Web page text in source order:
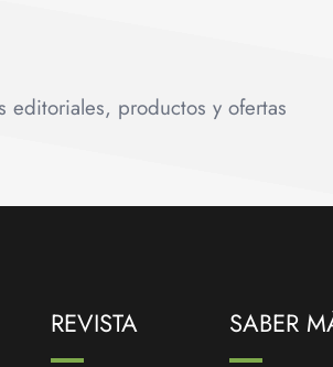
editoriales, productos y ofertas
REVISTA SABER